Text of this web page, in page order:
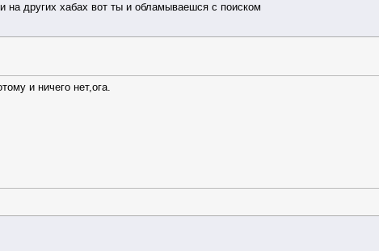
на других хабах вот ты и обламываешся с поиском
и ничего нет,ога.